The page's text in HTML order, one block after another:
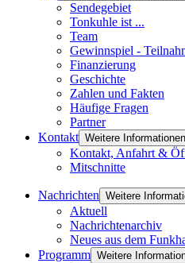
Sendegebiet
Tonkuhle ist ...
Team
Gewinnspiel -
Finanzierung
Geschichte
Zahlen und Fakten
Häufige Fragen
Partner
Kontakt Weitere
Kontakt, Anfahrt &
Mitschnitte
Nachrichten Weitere
Aktuell
Nachrichtenarchiv
Neues aus dem
Programm Weitere